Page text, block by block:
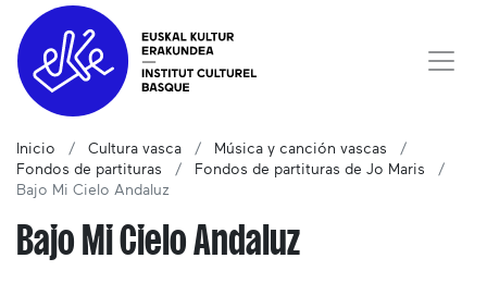
Inicio Cultura vasca
Música y canción vascas
Fondos de partituras
Fondos de partituras de Jo Maris
Bajo Mi Cielo Andaluz
Bajo Mi Cielo Andaluz